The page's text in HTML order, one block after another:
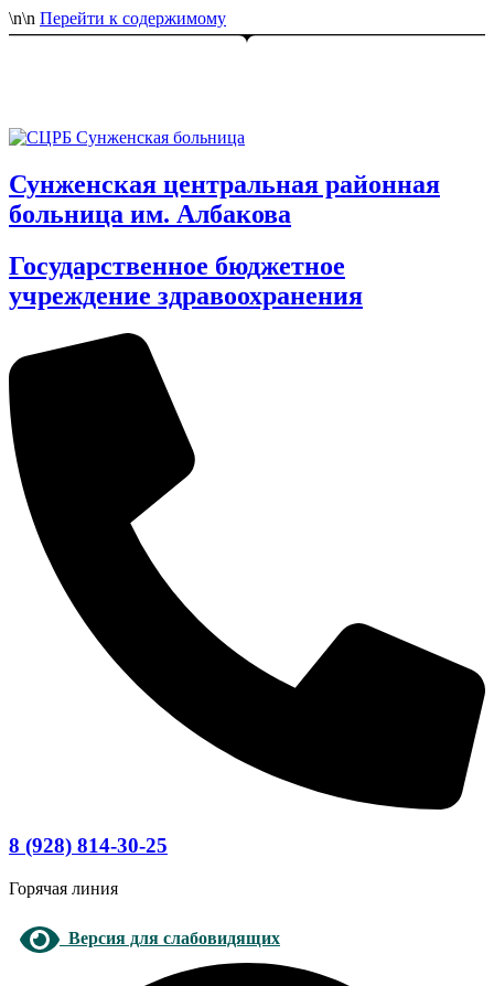
\n\n Перейти к содержимому
Сунженская центральная районная
больница им. Албакова
Государственное бюджетное
учреждение здравоохранения
8 (928) 814-30-25
Горячая линия
Версия для слабовидящих